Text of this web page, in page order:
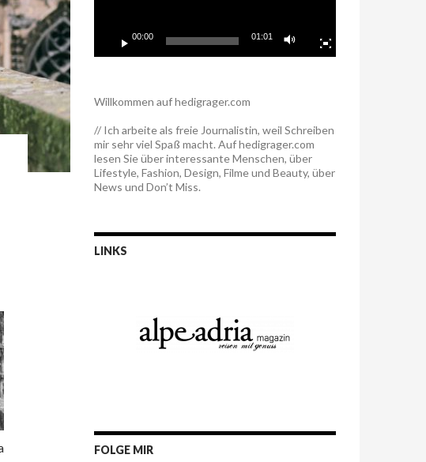
00:00 01:01
Willkommen auf hedigrager.com
// Ich arbeite als freie Journalistin, weil Schreiben
mir sehr viel Spaß macht. Auf hedigrager.com
lesen Sie über interessante Menschen, über
Lifestyle, Fashion, Design, Filme und Beauty, über
News und Don’t Miss.
LINKS
FOLGE MIR